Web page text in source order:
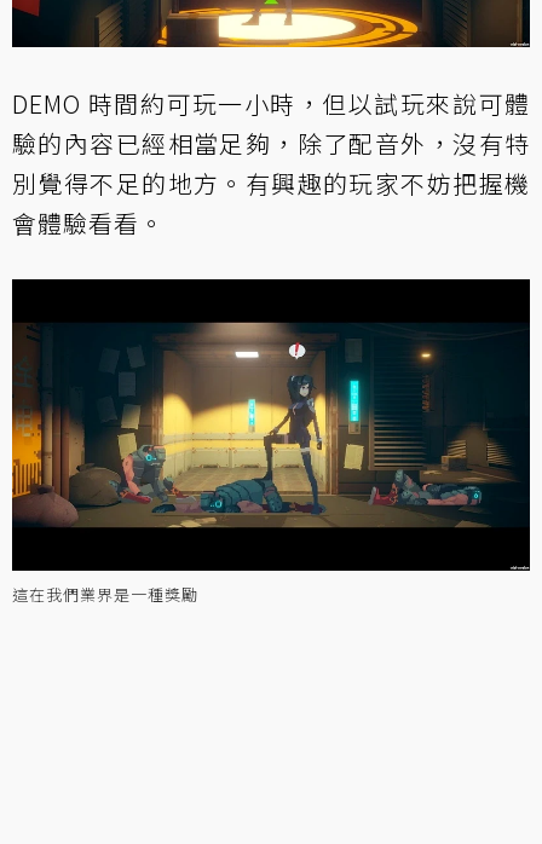
DEMO 時間約可玩一小時，但以試玩來說可體
驗的內容已經相當足夠，除了配音外，沒有特
別覺得不足的地方。有興趣的玩家不妨把握機
會體驗看看。
這在我們業界是一種獎勵